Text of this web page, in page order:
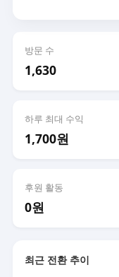
방문 수
1,630
하루 최대 수익
1,700원
후원 활동
0원
최근 전환 추이